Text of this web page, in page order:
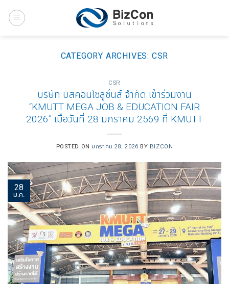
CATEGORY ARCHIVES: CSR
CSR
บริษัท บิสคอนโซลูชั่นส์ จำกัด เข้าร่วมงาน
“KMUTT MEGA JOB & EDUCATION FAIR
2026” เมื่อวันที่ 28 มกราคม 2569 ที่ KMUTT
POSTED ON มกราคม 28, 2026 BY BIZCON
28
ม.ค.